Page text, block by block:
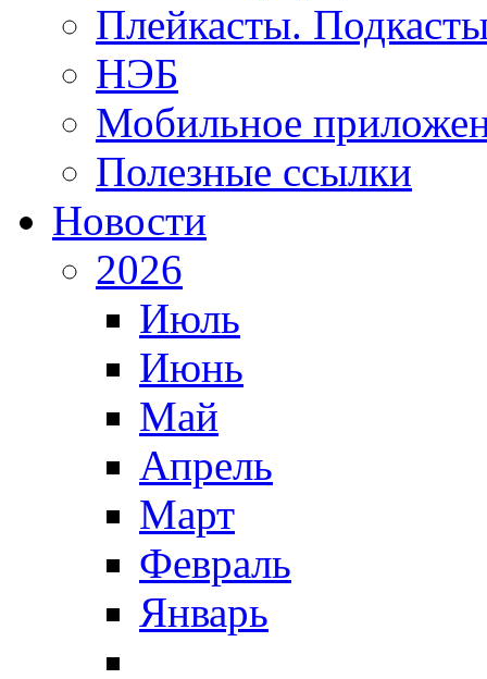
Плейкасты.
НЭБ
Мобильное
Полезные ссылки
Новости
2026
Июль
Июнь
Май
Апрель
Март
Февраль
Январь